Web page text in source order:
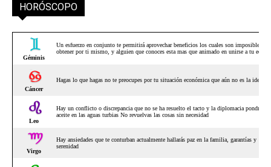
HORÓSCOPO